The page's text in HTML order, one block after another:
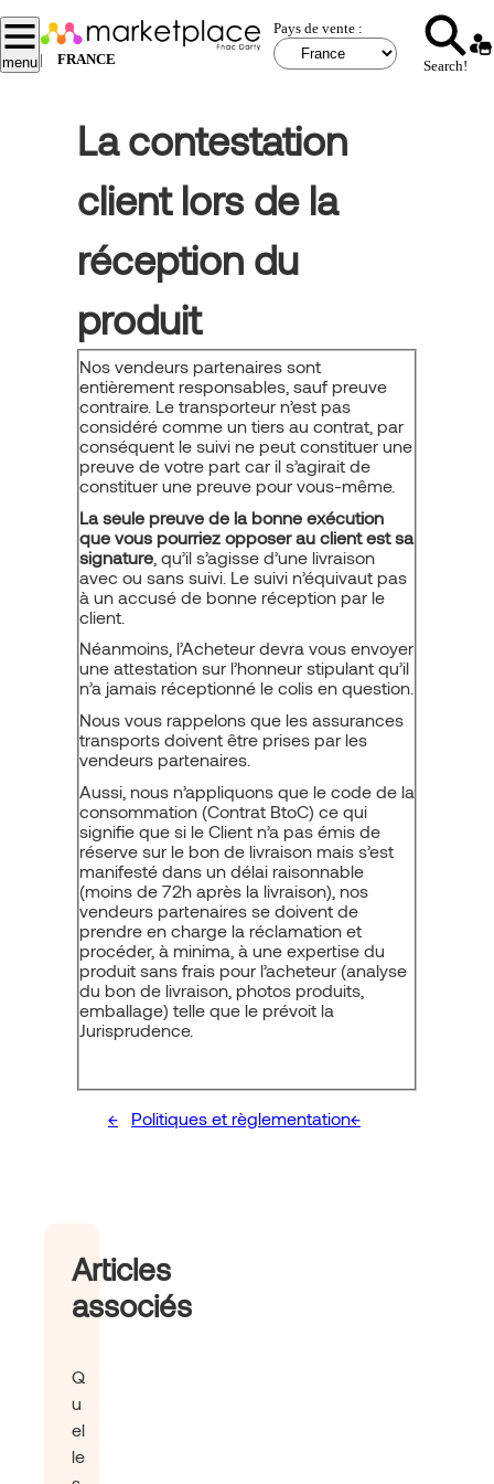
Aller
au
contenu
principal
menu | FRANCE
Pays de vente :
Search!
La contestation
client lors de la
réception du
produit
Nos vendeurs partenaires sont
entièrement responsables, sauf preuve
contraire. Le transporteur n’est pas
considéré comme un tiers au contrat, par
conséquent le suivi ne peut constituer une
preuve de votre part car il s’agirait de
constituer une preuve pour vous-même.
La seule preuve de la bonne exécution
que vous pourriez opposer au client est sa
signature , qu’il s’agisse d’une livraison
avec ou sans suivi. Le suivi n’équivaut pas
à un accusé de bonne réception par le
client.
Néanmoins, l’Acheteur devra vous envoyer
une attestation sur l’honneur stipulant qu’il
n’a jamais réceptionné le colis en question.
Nous vous rappelons que les assurances
transports doivent être prises par les
vendeurs partenaires.
Aussi, nous n’appliquons que le code de la
consommation (Contrat BtoC) ce qui
signifie que si le Client n’a pas émis de
réserve sur le bon de livraison mais s’est
manifesté dans un délai raisonnable
(moins de 72h après la livraison), nos
vendeurs partenaires se doivent de
prendre en charge la réclamation et
procéder, à minima, à une expertise du
produit sans frais pour l’acheteur (analyse
du bon de livraison, photos produits,
emballage) telle que le prévoit la
Jurisprudence.
Politiques et règlementation
Articles
associés
Q
u
el
le